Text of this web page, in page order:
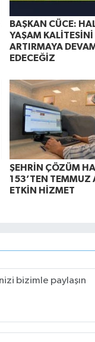
BAŞKAN CÜCE:
YAŞAM KALİTESİNİ
ARTIRMAYA
EDECEĞİZ
ŞEHRİN ÇÖZÜM
153’TEN TEMMUZ
ETKİN HİZMET